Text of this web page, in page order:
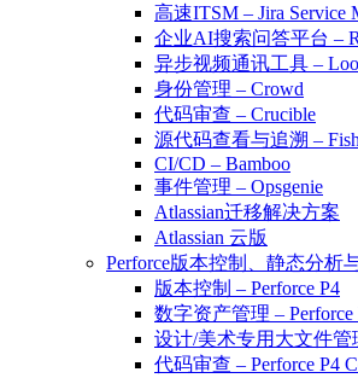
高速ITSM – Jira Service
企业AI搜索问答平台 –
异步视频通讯工具 –
身份管理 – Crowd
代码审查 – Crucible
源代码查看与追溯 –
CI/CD – Bamboo
事件管理 – Opsgenie
Atlassian迁移解决方案
Atlassian 云版
Perforce版本控制、静态分析
版本控制 – Perforce P4
数字资产管理 –
设计/美术专用大文件管
代码审查 – Perforce P4